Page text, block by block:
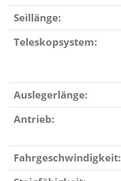
Seillänge:
Teleskopsystem:
Auslegerlänge:
Antrieb:
Fahrgeschwindigkeit: